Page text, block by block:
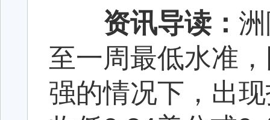
资讯导读：
至一周最低水准
强的情况下，出